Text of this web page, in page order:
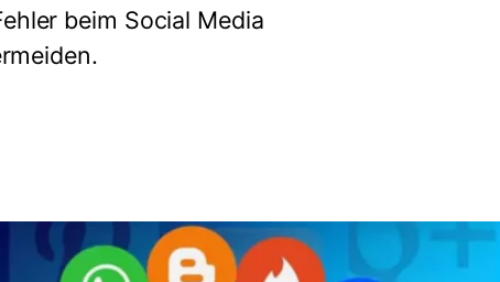
beim Social Media